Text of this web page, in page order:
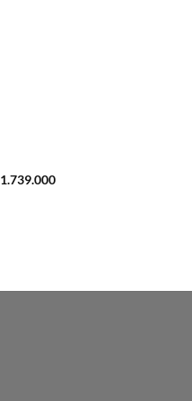
1.739.000